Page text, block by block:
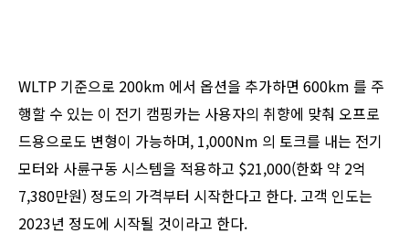
WLTP 기준으로 200km 에서 옵션을 추가하면 600km 를 주
행할 수 있는 이 전기 캠핑카는 사용자의 취향에 맞춰 오프로
드용으로도 변형이 가능하며, 1,000Nm 의 토크를 내는 전기
모터와 사륜구동 시스템을 적용하고 $21,000(한화 약 2억
7,380만원) 정도의 가격부터 시작한다고 한다. 고객 인도는
2023년 정도에 시작될 것이라고 한다.